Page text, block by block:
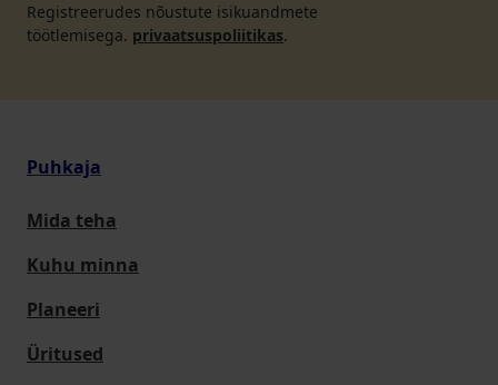
Registreerudes nõustute isikuandmete
töötlemisega. privaatsuspoliitikas.
Puhkaja
Mida teha
Kuhu minna
Planeeri
Üritused